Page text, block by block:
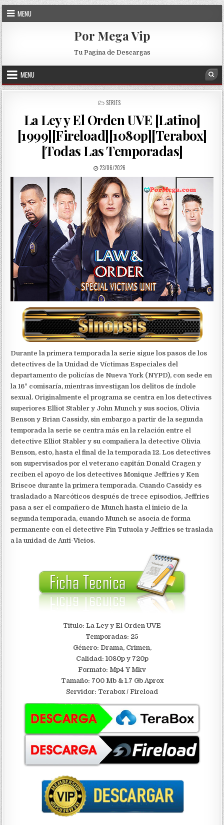
Skip to content
MENU
Por Mega Vip
Tu Pagina de Descargas
MENU
POSTED IN
SERIES
La Ley y El Orden UVE [Latino]
[1999][Fireload][1080p][Terabox]
[Todas Las Temporadas]
PUBLISHED DATE:
23/06/2026
Durante la primera temporada la serie sigue los pasos de los
detectives de la Unidad de Víctimas Especiales del
departamento de policías de Nueva York (NYPD), con sede en
la 16° comisaría, mientras investigan los delitos de índole
sexual. Originalmente el programa se centra en los detectives
superiores Elliot Stabler y John Munch y sus socios, Olivia
Benson y Brian Cassidy, sin embargo a partir de la segunda
temporada la serie se centra más en la relación entre el
detective Elliot Stabler y su compañera la detective Olivia
Benson, esto, hasta el final de la temporada 12. Los detectives
son supervisados por el veterano capitán Donald Cragen y
reciben el apoyo de los detectives Monique Jeffries y Ken
Briscoe durante la primera temporada. Cuando Cassidy es
trasladado a Narcóticos después de trece episodios, Jeffries
pasa a ser el compañero de Munch hasta el inicio de la
segunda temporada, cuando Munch se asocia de forma
permanente con el detective Fin Tutuola y Jeffries se traslada
a la unidad de Anti-Vicios.
Titulo: La Ley y El Orden UVE
Temporadas: 25
Género: Drama, Crimen,
Calidad: 1080p y 720p
Formato: Mp4 Y Mkv
Tamaño: 700 Mb & 1.7 Gb Aprox
Servidor: Terabox / Fireload